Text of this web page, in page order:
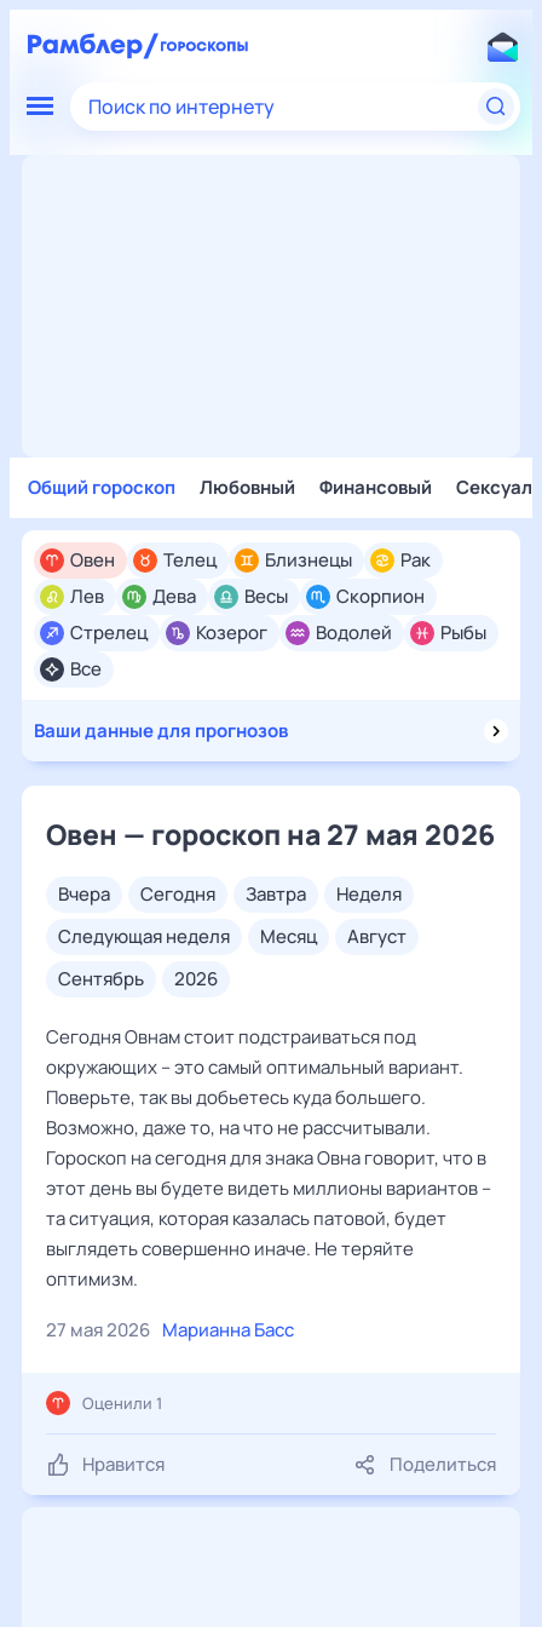
Поиск по интернету
Общий гороскоп Любовный Финансовый
Все
Овен Телец Близнецы
Рак
Лев
Дева Весы
Скорпион
Стрелец
Козерог Водолей Рыбы
Ваши данные для прогнозов
Овен — гороскоп на 27 мая 2026
вчера сегодня завтра
неделя
следующая неделя
месяц
август
сентябрь
2026
Сегодня Овнам стоит подстраиваться под
окружающих – это самый оптимальный вариант.
Поверьте, так вы добьетесь куда большего.
Возможно, даже то, на что не рассчитывали.
Гороскоп на сегодня для знака Овна говорит, что в
этот день вы будете видеть миллионы вариантов –
та ситуация, которая казалась патовой, будет
выглядеть совершенно иначе. Не теряйте
оптимизм.
27 мая 2026 Марианна Басс
Нравится Поделиться
Оценили 1